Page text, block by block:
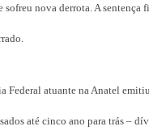
sofreu nova derrota. A
Federal atuante na Anatel
até cinco ano para trás –